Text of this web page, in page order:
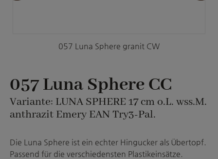
057 Luna Sphere granit CW
057 Luna Sphere CC
Variante: LUNA SPHERE 17 cm o.L. wss.M.
anthrazit Emery EAN Try3-Pal.
Die Luna Sphere ist ein echter Hingucker als Übertopf.
Passend für die verschiedensten Plastikeinsätze.